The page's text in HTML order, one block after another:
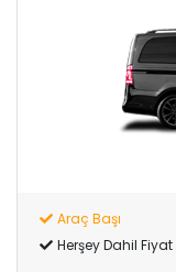
Araç Başı
Herşey Dahil Fiyat